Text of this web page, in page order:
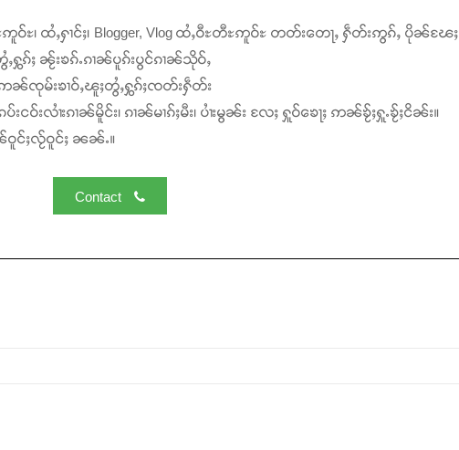
ဝ်ႊ၊ ထႆႇႁၢင်ႈ၊ Blogger, Vlog ထႆႇဝီႊတီႊဢူဝ်ႊ တတ်းတေႃႇ ႁဵတ်းဢွၵ်ႇ ပိုၼ်ၽႄႈ
ႁွၵ်ႈ ၼႂ်းၶၵ်ႉၵၢၼ်ပူၵ်းပွင်ၵၢၼ်သိုဝ်ႇ
ဢၼ်ၸုမ်းၶၢဝ်ႇၽူႈတွႆႇႁွၵ်ႈၸတ်းႁဵတ်း
ငဝ်းလၢႆးၵၢၼ်မိူင်း၊ ၵၢၼ်မၢၵ်ႈမီး၊ ပၢႆးမွၼ်း လႄႈ ႁူဝ်ၶေႃႈ ဢၼ်ၶႂ်ႈႁူႉၶႂ်ႈငိၼ်း။
ဝူင်ႈလႂ်ဝူင်ႈ ၼၼ်ႉ။
Contact